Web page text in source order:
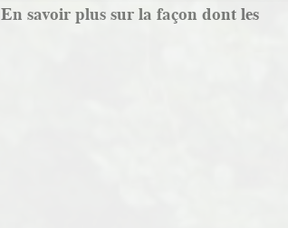
En savoir plus sur la façon dont les